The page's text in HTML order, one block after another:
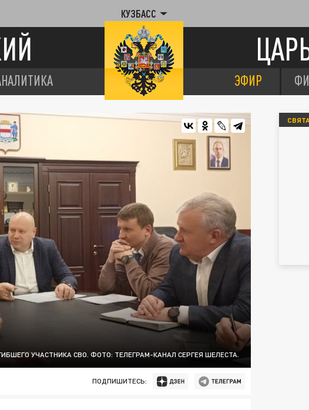
КУЗБАСС
ЭФИР
УЧАСТНИКА СВО. ФОТО: ТЕЛЕГРАМ-КАНАЛ СЕРГЕЯ ШЕЛЕСТА.
ПОДПИШИТЕСЬ: